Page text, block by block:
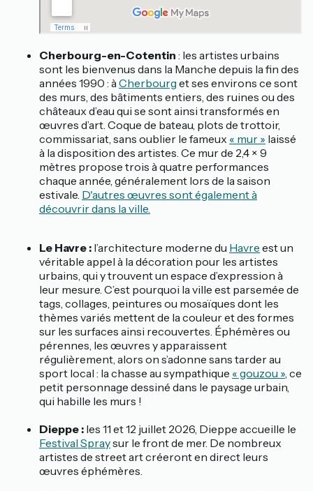
Cherbourg-en-Cotentin : les artistes urbains
sont les bienvenus dans la Manche depuis la fin des
années 1990 : àCherbourg et ses environs ce sont
des murs, des bâtiments entiers, des ruines ou des
châteaux d’eau qui se sont ainsi transformés en
œuvres d’art. Coque de bateau, plots de trottoir,
commissariat, sans oublier le fameux « mur » laissé
à la disposition des artistes. Ce mur de 2,4 × 9
mètres propose trois à quatre performances
chaque année, généralement lors de la saison
estivale. D'autres œuvres sont également à
découvrir dans la ville.
Le Havre : l’architecture moderne du Havre est un
véritable appel à la décoration pour les artistes
urbains, qui y trouvent un espace d’expression à
leur mesure. C’est pourquoi la ville est parsemée de
tags, collages, peintures ou mosaïques dont les
thèmes variés mettent de la couleur et des formes
sur les surfaces ainsi recouvertes. Éphémères ou
pérennes, les œuvres y apparaissent
régulièrement, alors on s’adonne sans tarder au
sport local : la chasse au sympathique « gouzou », ce
petit personnage dessiné dans le paysage urbain,
qui habille les murs !
Dieppe : les 11 et 12 juillet 2026, Dieppe accueille le
Festival Spraysur le front de mer. De nombreux
artistes de street art créeront en direct leurs
œuvres éphémères.